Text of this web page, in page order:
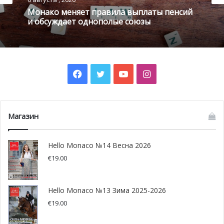
© Bakian
позицией. Молодого человека особенно волнуют
проблемы детей-инвалидов, поэтому он принимает
участие в работе Лиги общественного блага и
Молодежной комиссии в Сенате.
Hello Monaco:
Монако меняет правила выплаты пенсий
и обсуждает однополые союзы
Facebook
TwitterYouTubeInstagram
Магазин
Hello Monaco №14 Весна 2026
€19.00
Hello Monaco №13 Зима 2025-2026
€19.00